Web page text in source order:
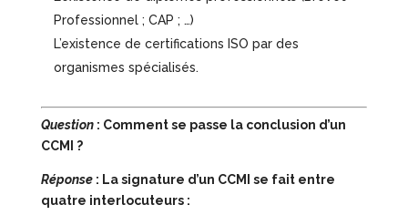
Professionnel ; CAP ; …)
L’existence de certifications ISO par des
organismes spécialisés.
Question: Comment se passe la conclusion d’un
CCMI ?
Réponse: La signature d’un CCMI se fait entre
quatre interlocuteurs :